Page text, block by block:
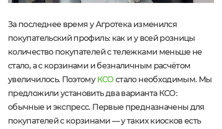
За последнее время у Агротека изменился
покупательский профиль: как и у всей розницы
количество покупателей с тележками меньше не
стало, а с корзинами и безналичным расчётом
увеличилось. Поэтому КСО стало необходимым. Мы
предложили установить два варианта КСО:
обычные и экспресс. Первые предназначены для
покупателей с корзинами — у таких киосков есть